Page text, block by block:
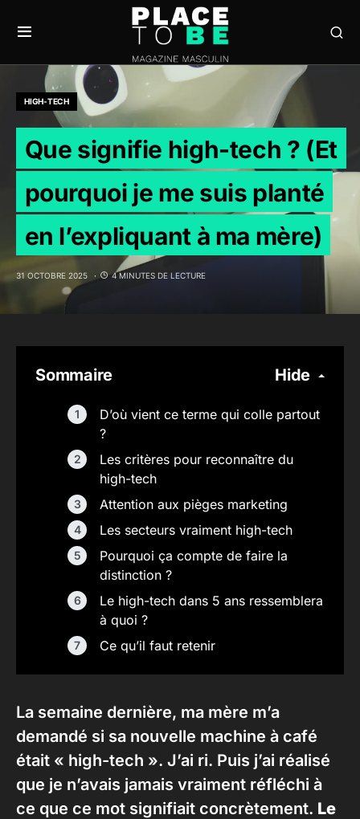
HIGH-TECH
Que signifie high-tech ? (Et
pourquoi je me suis planté
en l’expliquant à ma mère)
31 OCTOBRE 2025 4 MINUTES DE LECTURE
Sommaire Hide
D’où vient ce terme qui colle partout
?
Les critères pour reconnaître du
high-tech
Attention aux pièges marketing
Les secteurs vraiment high-tech
Pourquoi ça compte de faire la
distinction ?
Le high-tech dans 5 ans ressemblera
à quoi ?
Ce qu’il faut retenir
La semaine dernière, ma mère m’a
demandé si sa nouvelle machine à café
était « high-tech ». J’ai ri. Puis j’ai réalisé
que je n’avais jamais vraiment réfléchi à
ce que ce mot signifiait concrètement. Le